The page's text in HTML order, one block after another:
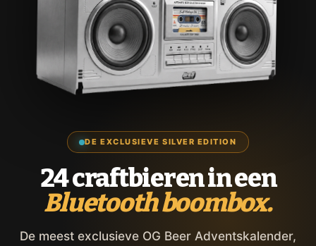
DE EXCLUSIEVE SILVER EDITION
24 craftbieren in een
Bluetooth boombox.
De meest exclusieve OG Beer Adventskalender,